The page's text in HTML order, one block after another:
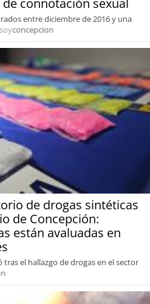
connotación sexual
entre diciembre de 2016 y una
soyconcepcion
de drogas sintéticas
de Concepción:
están avaluadas en
tras el hallazgo de drogas en el sector